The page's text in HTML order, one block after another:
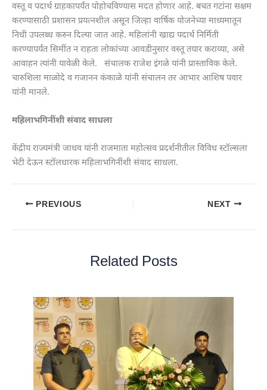
वस्तू व पदार्थ ग्राहकापर्यंत पोहोचविण्यास मदत होणार आहे. बचत गटांना सक्षम
करण्यासाठी प्रशासन प्रयत्नशील असून जिल्हा वार्षिक योजनेच्या माध्यमातून
निधी उपलब्ध करुन दिल्या जात आहे. महिलांनी खाद्य पदार्थ निर्मिती
करण्यापर्यंत सिमींत न राहता लोकांच्या आवडीनुसार वस्तू तयार कराव्या, असे
आवाहन त्यांनी यावेळी केले. संचालक राजेश इंगळे यांनी प्रास्ताविक केले.
चारुशिला माळोदे व गजानन कंकाळे यांनी संचालन तर आभार आशिष पवार
यांनी मानले.
महिलाभगिनींशी संवाद साधला
केंद्रीय राज्यमंत्री जाधव यांनी राजमाता महोत्सव प्रदर्शनीतील विविध स्टॉल्सला
भेटी देऊन स्टॉलधारक महिलाभगिनींशी संवाद साधला.
PREVIOUS NEXT
Related Posts